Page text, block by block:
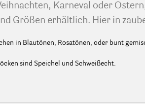
Karneval oder
Größen erhältlich. Hier in
in Blautönen, Rosatönen, oder bunt
sind Speichel und Schweißecht.